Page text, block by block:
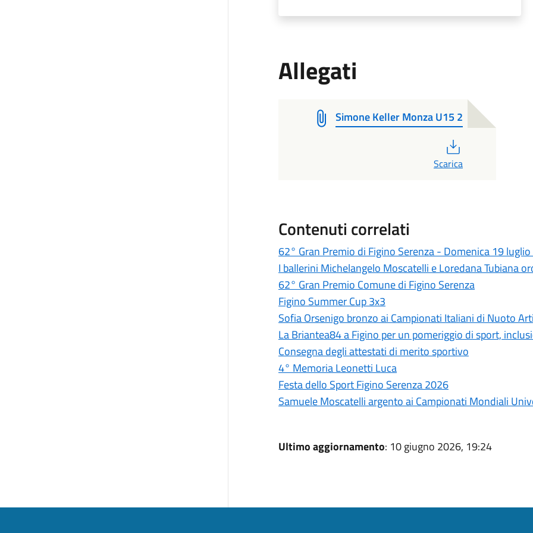
Allegati
Simone Keller Monza U15 2
Scarica
Contenuti correlati
62° Gran Premio di Figino Serenza - Domenica 19
I ballerini Michelangelo Moscatelli e Loredana Tubiana
62° Gran Premio Comune di Figino Serenza
Figino Summer Cup 3x3
Sofia Orsenigo bronzo ai Campionati Italiani di Nuoto
La Briantea84 a Figino per un pomeriggio di sport,
Consegna degli attestati di merito sportivo
4° Memoria Leonetti Luca
Festa dello Sport Figino Serenza 2026
Samuele Moscatelli argento ai Campionati Mondiali
Ultimo aggiornamento: 10 giugno 2026, 19:24